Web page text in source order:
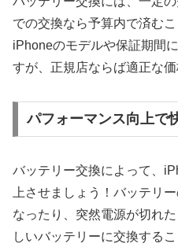
での交換なら予算内で済む
iPhoneのモデルや保証期間
すが、正規店ならば適正な
パフォーマンス向上で
バッテリー交換によって、
上させましょう！バッテリ
なったり、突然電源が切れ
しいバッテリーに交換する